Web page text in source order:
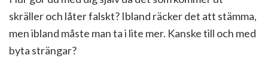
skräller och låter falskt? Ibland räcker det att stämma,
men ibland måste man ta i lite mer. Kanske till och med
byta strängar?